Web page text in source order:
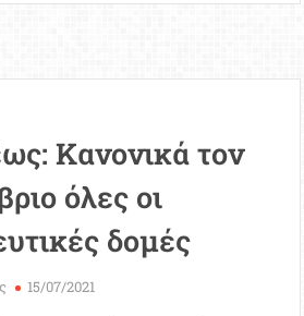
Κανονικά τον
όλες οι
δομές
15/07/2021